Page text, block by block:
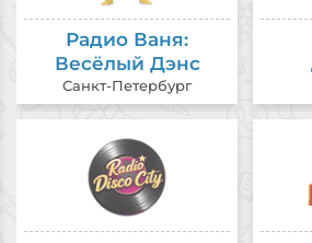
Радио Ваня:
Весёлый Дэнс
Санкт-Петербург